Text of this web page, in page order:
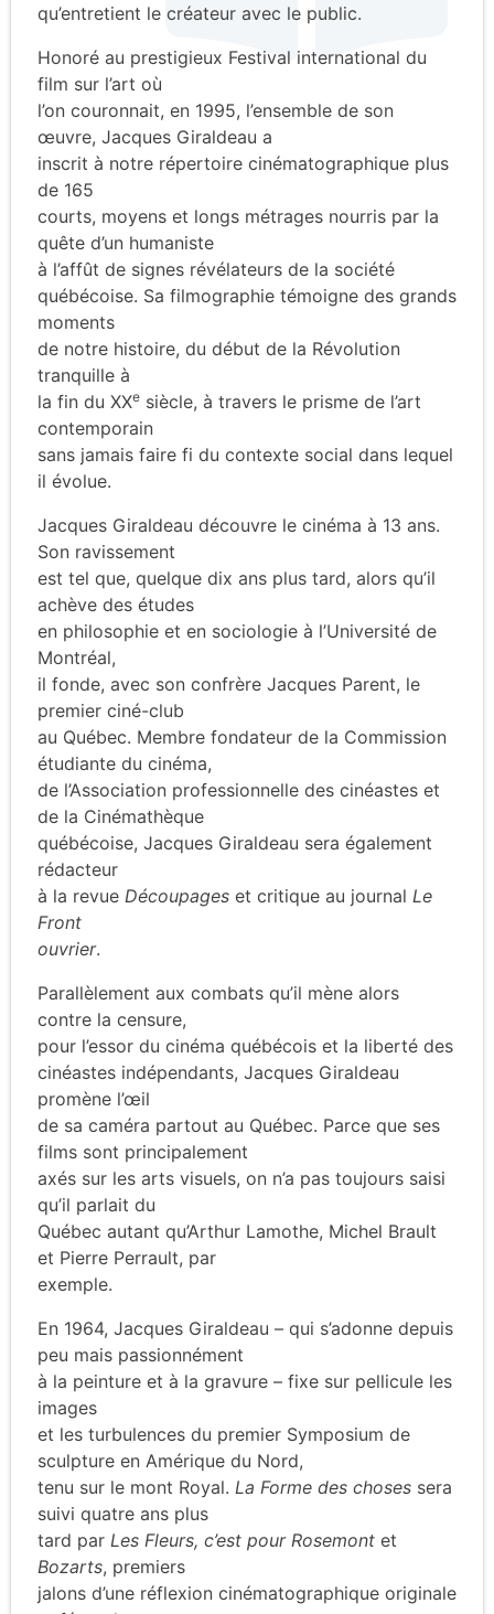
qu’entretient le créateur avec le public.
Honoré au prestigieux Festival international du
film sur l’art où
l’on couronnait, en 1995, l’ensemble de son
œuvre, Jacques Giraldeau a
inscrit à notre répertoire cinématographique plus
de 165
courts, moyens et longs métrages nourris par la
quête d’un humaniste
à l’affût de signes révélateurs de la société
québécoise. Sa filmographie témoigne des grands
moments
de notre histoire, du début de la Révolution
tranquille à
la fin du XXe siècle, à travers le prisme de l’art
contemporain
sans jamais faire fi du contexte social dans lequel
il évolue.
Jacques Giraldeau découvre le cinéma à 13 ans.
Son ravissement
est tel que, quelque dix ans plus tard, alors qu’il
achève des études
en philosophie et en sociologie à l’Université de
Montréal,
il fonde, avec son confrère Jacques Parent, le
premier ciné-club
au Québec. Membre fondateur de la Commission
étudiante du cinéma,
de l’Association professionnelle des cinéastes et
de la Cinémathèque
québécoise, Jacques Giraldeau sera également
rédacteur
à la revue Découpages et critique au journal Le
Front
ouvrier.
Parallèlement aux combats qu’il mène alors
contre la censure,
pour l’essor du cinéma québécois et la liberté des
cinéastes indépendants, Jacques Giraldeau
promène l’œil
de sa caméra partout au Québec. Parce que ses
films sont principalement
axés sur les arts visuels, on n’a pas toujours saisi
qu’il parlait du
Québec autant qu’Arthur Lamothe, Michel Brault
et Pierre Perrault, par
exemple.
En 1964, Jacques Giraldeau – qui s’adonne depuis
peu mais passionnément
à la peinture et à la gravure – fixe sur pellicule les
images
et les turbulences du premier Symposium de
sculpture en Amérique du Nord,
tenu sur le mont Royal. La Forme des choses sera
suivi quatre ans plus
tard par Les Fleurs, c’est pour Rosemont et
Bozarts, premiers
jalons d’une réflexion cinématographique originale